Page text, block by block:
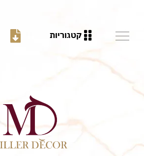
קטגוריות